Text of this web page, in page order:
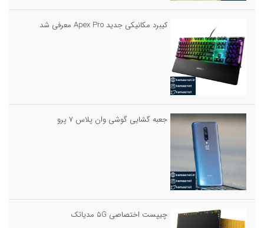
کیبرد مکانیکی جدید Apex Pro معرفی شد
جعبه گشایی گوشی وان پلاس ۷ پرو
چیپست اختصاصی ۵G مدیاتک